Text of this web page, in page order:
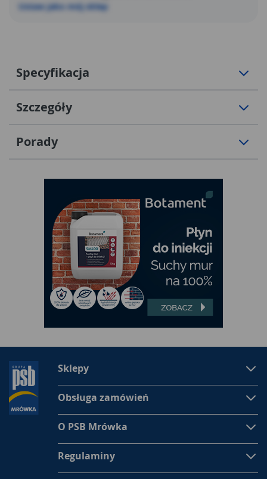
Ustaw jako mój sklep
Specyfikacja
Szczegóły
Porady
Sklepy
Obsługa zamówień
O PSB Mrówka
Regulaminy